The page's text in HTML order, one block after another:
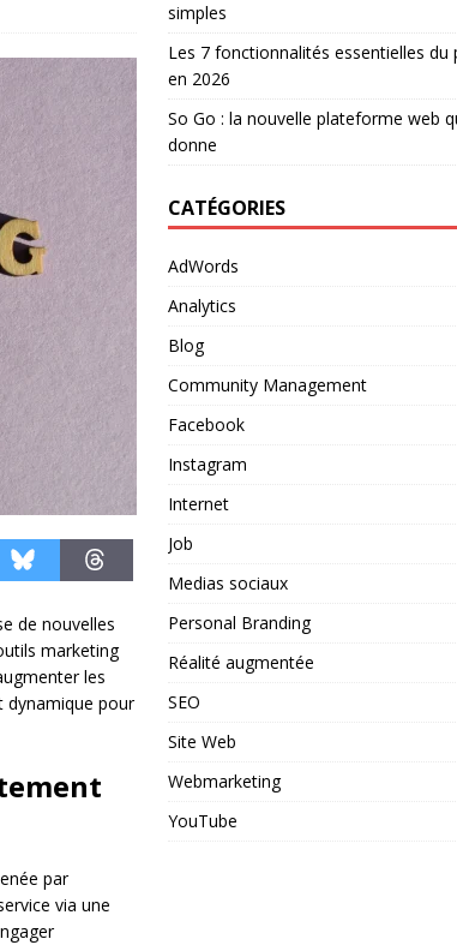
de nouvelles
marketing
les
dynamique pour
par
via une
simples
Les 7 fonctionnalités essentielles du
en 2026
So Go : la nouvelle plateforme web
donne
CATÉGORIES
AdWords
Analytics
Blog
Community Management
Facebook
Instagram
Internet
Job
Medias sociaux
Personal Branding
Réalité augmentée
SEO
Site Web
Webmarketing
YouTube